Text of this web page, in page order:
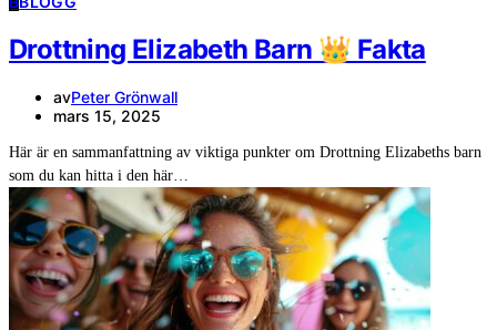
Drottning Elizabeth Barn 👑 Fakta
avPeter Grönwall
mars 15, 2025
Här är en sammanfattning av viktiga punkter om Drottning Elizabeths barn
som du kan hitta i den här…